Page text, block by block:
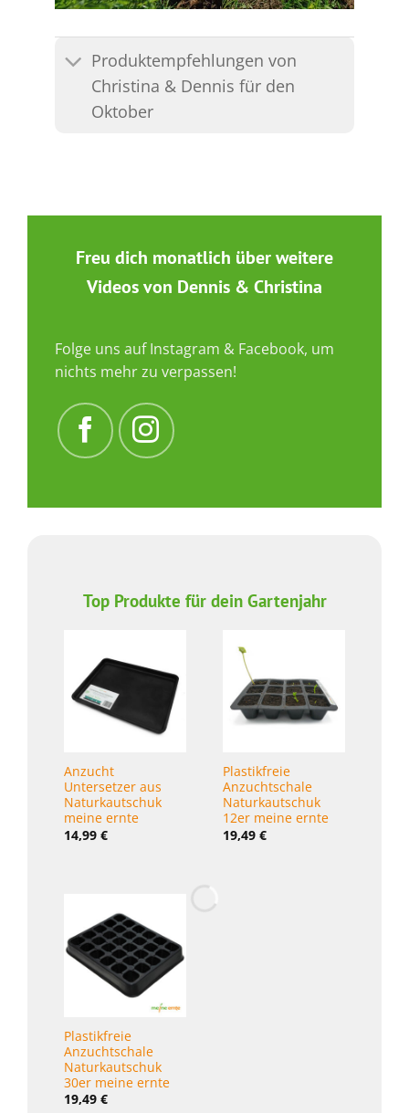
Produktempfehlungen von
Christina & Dennis für den
Oktober
Freu dich monatlich über weitere
Videos von Dennis & Christina
Folge uns auf Instagram & Facebook, um
nichts mehr zu verpassen!
Top Produkte für dein Gartenjahr
Anzucht
Untersetzer aus
Naturkautschuk
meine ernte
14,99 €
Plastikfreie
Anzuchtschale
Naturkautschuk
12er meine ernte
19,49 €
Plastikfreie
Anzuchtschale
Naturkautschuk
30er meine ernte
19,49 €